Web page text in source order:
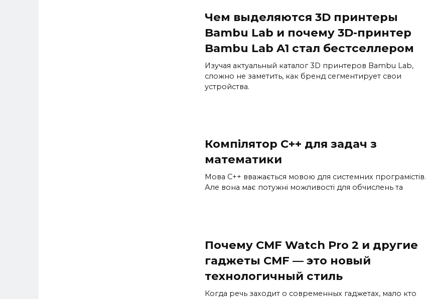
Чем выделяются 3D принтеры
Bambu Lab и почему 3D-принтер
Bambu Lab A1 стал бестселлером
Изучая актуальный каталог 3D принтеров Bambu Lab,
сложно не заметить, как бренд сегментирует свои
устройства.
Компілятор C++ для задач з
математики
Мова C++ вважається мовою для системних програмістів.
Але вона має потужні можливості для обчислень та
Почему CMF Watch Pro 2 и другие
гаджеты CMF — это новый
технологичный стиль
Когда речь заходит о современных гаджетах, мало кто